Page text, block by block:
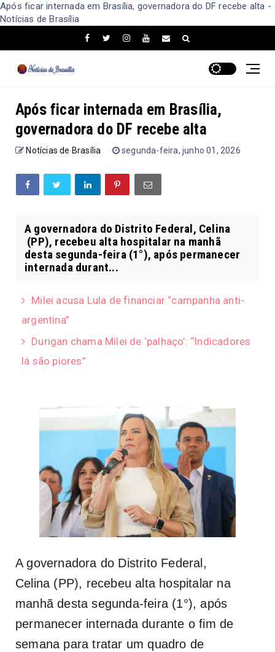
Após ficar internada em Brasília, governadora do DF recebe alta -
Notícias de Brasília
Após ficar internada em Brasília,
governadora do DF recebe alta
Notícias de Brasília segunda-feira, junho 01, 2026
A governadora do Distrito Federal, Celina
(PP), recebeu alta hospitalar na manhã
desta segunda-feira (1°), após permanecer
internada durant...
Milei acusa Lula de financiar “campanha anti-
argentina”
Durigan chama Milei de ‘palhaço’: “Indicadores
lá são piores”
A governadora do Distrito Federal,
Celina (PP), recebeu alta hospitalar na
manhã desta segunda-feira (1°), após
permanecer internada durante o fim de
semana para tratar um quadro de